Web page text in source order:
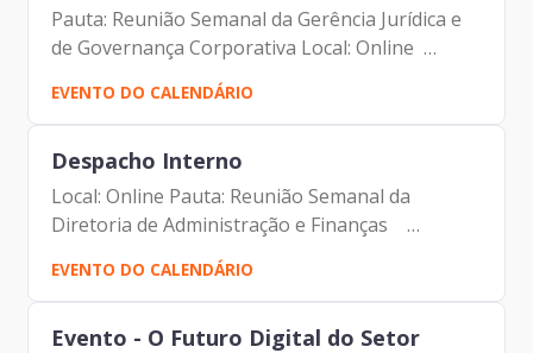
Pauta: Reunião Semanal da Gerência Jurídica e
de Governança Corporativa Local: Online
Participantes: - Francisco Forbes – Presidente |
Prodam-SP - André Tomiatto - Assessor da
Presidência |...
EVENTO DO CALENDÁRIO
Despacho Interno
Local: Online Pauta: Reunião Semanal da
Diretoria de Administração e Finanças
Participantes: - Francisco Forbes – Presidente |
Prodam-SP - André Tomiatto - Assessor da
Presidência | Prodam-SP -...
EVENTO DO CALENDÁRIO
Evento - O Futuro Digital do Setor